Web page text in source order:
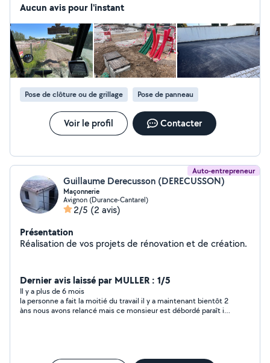
Maçonnerie Générale : Fondations, élévation de murs
structurelle.
Aucun avis pour l'instant
Pose de clôture ou de grillage Pose de panneau
Voir le profil Contacter
Auto-entrepreneur
Guillaume Derecusson (DERECUSSON)
Maçonnerie
Avignon (Durance-Cantarel)
2/5 (2 avis)
Présentation
Réalisation de vos projets de rénovation et de création.
Dernier avis laissé par MULLER : 1/5
Il y a plus de 6 mois
la personne a fait la moitié du travail il y a maintenant bientôt 2
àns nous avons relancé mais ce monsieur est débordé paraît il